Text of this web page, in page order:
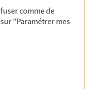
votre
comme de
"Paramétrer mes